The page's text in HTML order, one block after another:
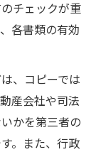
チェックが重
各書類の有効
、コピーでは
産会社や司法
かを第三者の
。また、行政